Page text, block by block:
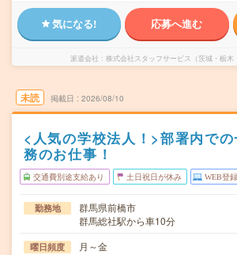
気になる! 応募へ進む
派遣会社 株式会社スタッフサービス（茨城・栃木
未読 掲載日 2026/08/10
<人気の学校法人！>部署内で
務のお仕事！
交通費別途支給あり 土日祝日が休み WEB登
勤務地
群馬県前橋市
群馬総社駅から車10分
曜日頻度 月～金